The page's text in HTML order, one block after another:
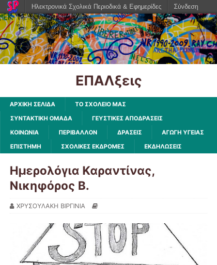
ΕΠΑΛξεις
ΑΡΧΙΚΗ ΣΕΛΙΔΑ
ΤΟ ΣΧΟΛΕΙΟ ΜΑΣ
ΣΥΝΤΑΚΤΙΚΗ ΟΜΑΔΑ
ΓΕΥΣΤΙΚΕΣ ΑΠΟΔΡΑΣΕΙΣ
ΚΟΙΝΩΝΙΑ
ΠΕΡΙΒΑΛΛΟΝ ΔΡΑΣΕΙΣ
ΑΓΩΓΗ ΥΓΕΙΑΣ
ΕΠΙΣΤΗΜΗ
ΣΧΟΛΙΚΕΣ ΕΚΔΡΟΜΕΣ ΕΚΔΗΛΩΣΕΙΣ
Ημερολόγια Καραντίνας,
Νικηφόρος Β.
ΧΡΥΣΟΥΛΑΚΗ ΒΙΡΓΙΝΙΑ
Ηλεκτρονικά Σχολικά Περιοδικά & Εφημερίδες Σύνδεση